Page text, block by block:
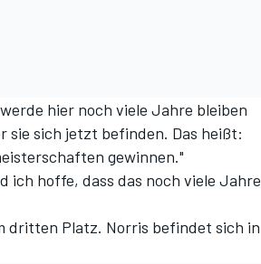
hier noch viele Jahre bleiben
sie sich jetzt befinden. Das heißt:
gewinnen."
ich hoffe, dass das noch viele Jahre
dritten Platz. Norris befindet sich in